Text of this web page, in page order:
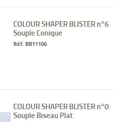
COLOUR SHAPER BLISTER n°6
Souple Conique
Réf. BB11106
COLOUR SHAPER BLISTER n°0
Souple Biseau Plat